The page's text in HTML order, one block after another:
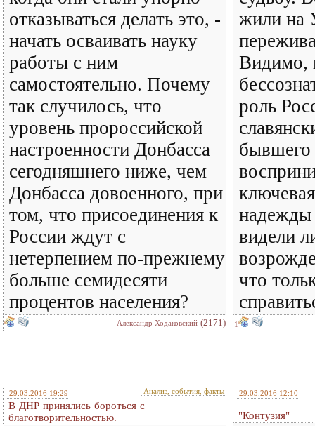
отказываться делать это, -
начать осваивать науку
работы с ним
самостоятельно. Почему
так случилось, что
уровень пророссийской
настроенности Донбасса
сегодняшнего ниже, чем
Донбасса довоенного, при
том, что присоединения к
России ждут с
нетерпением по-прежнему
больше семидесяти
процентов населения?
Александр Ходаковский (2171)
жили на
Видимо,
роль
надежды
видели
что
1
29.03.2016 19:29 Анализ, события, факты
В ДНР принялись бороться с
благотворительностью.
29.03.2016 12:10
"Контузия"